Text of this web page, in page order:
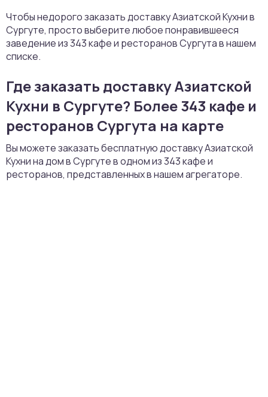
Чтобы недорого заказать доставку Азиатской Кухни в
Сургуте, просто выберите любое понравившееся
заведение из 343 кафе и ресторанов Сургута в нашем
списке.
Где заказать доставку Азиатской
Кухни в Сургуте? Более 343 кафе и
ресторанов Сургута на карте
Вы можете заказать бесплатную доставку Азиатской
Кухни на дом в Сургуте в одном из 343 кафе и
ресторанов, представленных в нашем агрегаторе.